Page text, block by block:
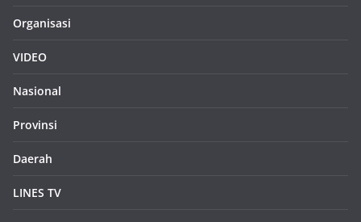
Organisasi
VIDEO
Nasional
Provinsi
Daerah
LINES TV